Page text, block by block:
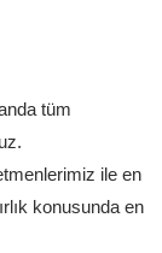
tüm
ile en
konusunda en